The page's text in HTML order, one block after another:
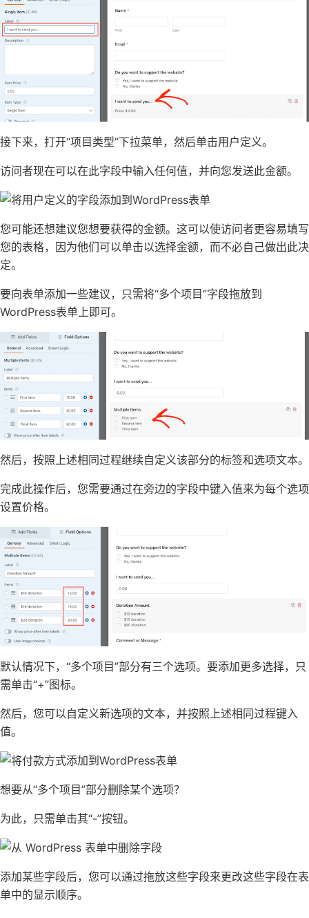
接下来，打开“项目类型”下拉菜单，然后单击用户定义。
访问者现在可以在此字段中输入任何值，并向您发送此金额。
您可能还想建议您想要获得的金额。这可以使访问者更容易填写
您的表格，因为他们可以单击以选择金额，而不必自己做出此决
定。
要向表单添加一些建议，只需将“多个项目”字段拖放到
WordPress表单上即可。
然后，按照上述相同过程继续自定义该部分的标签和选项文本。
完成此操作后，您需要通过在旁边的字段中键入值来为每个选项
设置价格。
默认情况下，“多个项目”部分有三个选项。要添加更多选择，只
需单击“+”图标。
然后，您可以自定义新选项的文本，并按照上述相同过程键入
值。
想要从“多个项目”部分删除某个选项？
为此，只需单击其“-”按钮。
添加某些字段后，您可以通过拖放这些字段来更改这些字段在表
单中的显示顺序。